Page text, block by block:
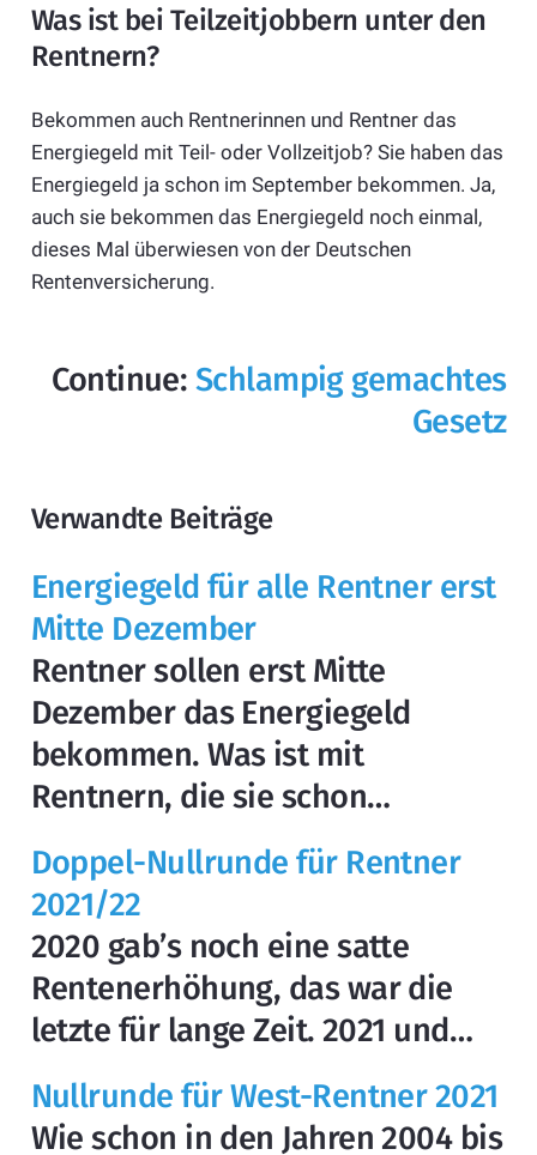
Was ist bei Teilzeitjobbern unter den
Rentnern?
Bekommen auch Rentnerinnen und Rentner das
Energiegeld mit Teil- oder Vollzeitjob? Sie haben das
Energiegeld ja schon im September bekommen. Ja,
auch sie bekommen das Energiegeld noch einmal,
dieses Mal überwiesen von der Deutschen
Rentenversicherung.
Continue: Schlampig gemachtes
Gesetz
Verwandte Beiträge
Energiegeld für alle Rentner erst
Mitte Dezember
Rentner sollen erst Mitte
Dezember das Energiegeld
bekommen. Was ist mit
Rentnern, die sie schon…
Doppel-Nullrunde für Rentner
2021/22
2020 gab’s noch eine satte
Rentenerhöhung, das war die
letzte für lange Zeit. 2021 und…
Nullrunde für West-Rentner 2021
Wie schon in den Jahren 2004 bis